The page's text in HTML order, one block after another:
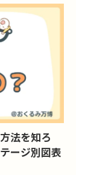
法を知ろ
ージ別図表